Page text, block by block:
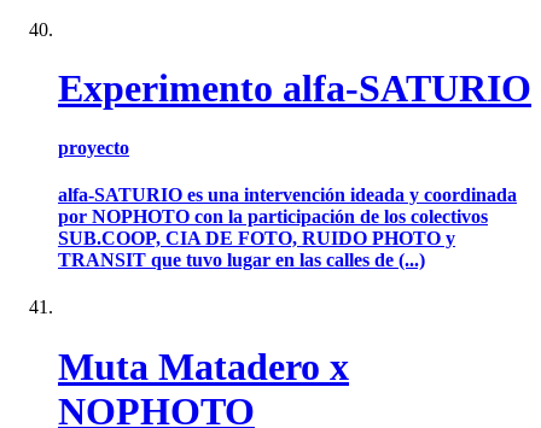
Experimento alfa-SATURIO
proyecto
alfa-SATURIO es una intervención ideada y coordinada
por NOPHOTO con la participación de los colectivos
SUB.COOP, CIA DE FOTO, RUIDO PHOTO y
TRANSIT que tuvo lugar en las calles de (...)
Muta Matadero x
NOPHOTO